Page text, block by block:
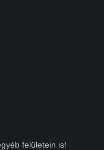
felületein is!